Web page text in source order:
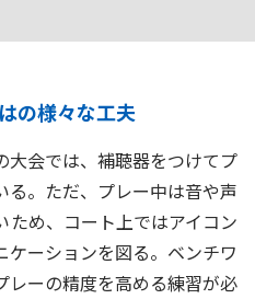
の様々な工夫
会では、補聴器をつけてプ
る。ただ、プレー中は音や声
め、コート上ではアイコン
ーションを図る。ベンチワ
レーの精度を高める練習が必